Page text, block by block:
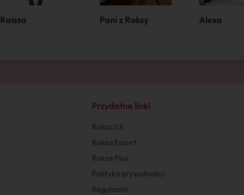
Raissa Pani z Roksy Alexa
Przydatne linki
Roksa SX
Roksa Escort
Roksa Plus
Polityka prywatności
Regulamin